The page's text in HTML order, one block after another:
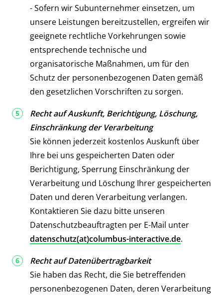
- Sofern wir Subunternehmer einsetzen, um
unsere Leistungen bereitzustellen, ergreifen wir
geeignete rechtliche Vorkehrungen sowie
entsprechende technische und
organisatorische Maßnahmen, um für den
Schutz der personenbezogenen Daten gemäß
den gesetzlichen Vorschriften zu sorgen.
Recht auf Auskunft, Berichtigung, Löschung,
Einschränkung der Verarbeitung
Sie können jederzeit kostenlos Auskunft über
Ihre bei uns gespeicherten Daten oder
Berichtigung, Sperrung Einschränkung der
Verarbeitung und Löschung Ihrer gespeicherten
Daten und deren Verarbeitung verlangen.
Kontaktieren Sie dazu bitte unseren
Datenschutzbeauftragten per E-Mail unter
datenschutz(at)columbus-interactive.de.
Recht auf Datenübertragbarkeit
Sie haben das Recht, die Sie betreffenden
personenbezogenen Daten, deren Verarbeitung